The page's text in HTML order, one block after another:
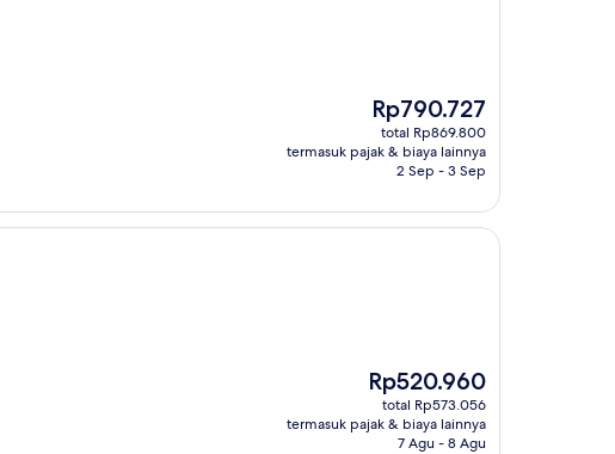
Harga
sekarang
Rp790.727
Rp790.727
total Rp869.800
termasuk pajak & biaya lainnya
2 Sep - 3 Sep
Harga
sekarang
Rp520.960
Rp520.960
total Rp573.056
termasuk pajak & biaya lainnya
7 Agu - 8 Agu